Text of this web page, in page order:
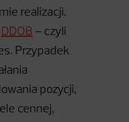
realizacji.
DDOB – czyli
Przypadek
pozycji,
cennej,